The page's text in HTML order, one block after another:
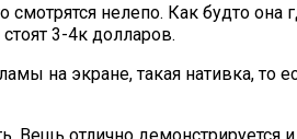
нелепо. Как будто
3-4к долларов.
на экране, такая нативка, то